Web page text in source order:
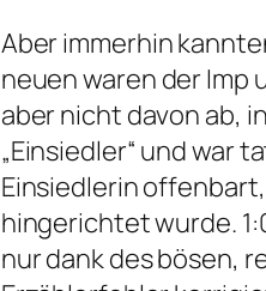
Aber immerhin
neuen waren der Imp
aber nicht davon ab,
„Einsiedler“ und war
Einsiedlerin
hingerichtet wurde.
nur dank des bösen,